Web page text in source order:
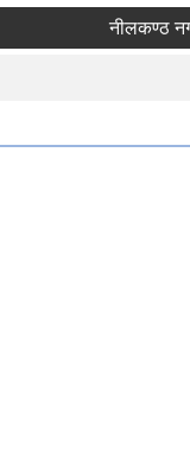
नीलकण्ठ